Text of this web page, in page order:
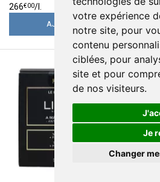
votre expérience
notre site, pour
contenu
ciblées, pour
site et pour
de nos visiteurs.
Je
Changer
266€00/
AJOUTER